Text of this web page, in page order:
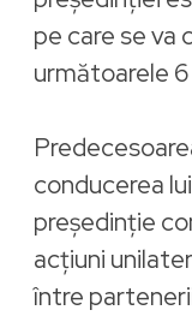
pe care se va
următoarele 6
conducerea
președinție
acțiuni
între